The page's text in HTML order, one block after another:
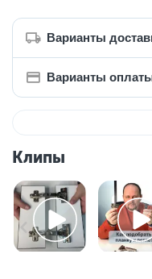
Варианты
Варианты
Клипы